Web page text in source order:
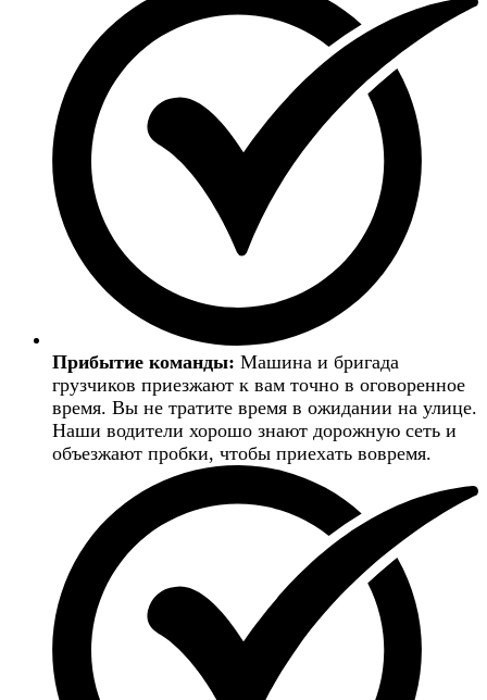
Прибытие команды: Машина и бригада
грузчиков приезжают к вам точно в оговоренное
время. Вы не тратите время в ожидании на улице.
Наши водители хорошо знают дорожную сеть и
объезжают пробки, чтобы приехать вовремя.